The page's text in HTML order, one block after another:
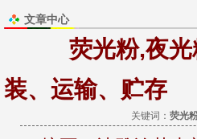
文章中心
荧光粉,夜
装、运输、贮存
关键词：荧光